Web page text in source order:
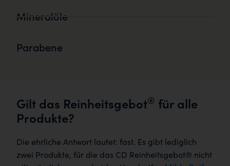
Mineralöle
Parabene
Gilt das Reinheitsgebot® für alle
Produkte?
Die ehrliche Antwort lautet: fast. Es gibt lediglich
zwei Produkte, für die das CD Reinheitsgebot® nicht